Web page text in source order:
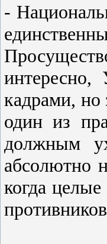
-
кадрами, но
один из
должным
абсолютно
когда